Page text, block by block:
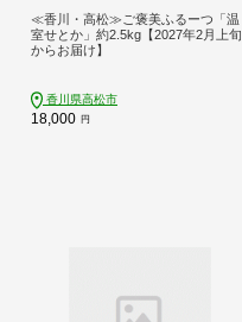
≪香川・高松≫ご褒美ふるーつ「温
室せとか」約2.5kg【2027年2月上旬
からお届け】
香川県高松市
18,000 円